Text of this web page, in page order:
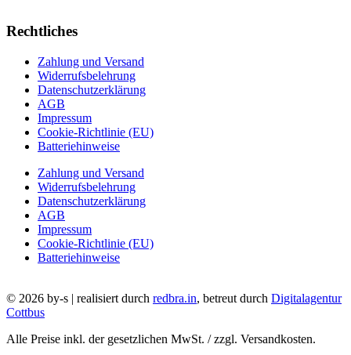
Rechtliches
Zahlung und Versand
Widerrufsbelehrung
Datenschutzerklärung
AGB
Impressum
Cookie-Richtlinie (EU)
Batteriehinweise
Zahlung und Versand
Widerrufsbelehrung
Datenschutzerklärung
AGB
Impressum
Cookie-Richtlinie (EU)
Batteriehinweise
© 2026 by-s | realisiert durch redbra.in, betreut durch Digitalagentur
Cottbus
Alle Preise inkl. der gesetzlichen MwSt. / zzgl. Versandkosten.